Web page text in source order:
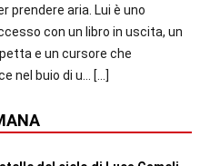
prendere aria. Lui è uno
con un libro in uscita, un
e un cursore che
nel buio di u...
[…]